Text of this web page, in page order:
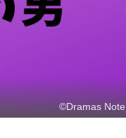
©Dramas Note